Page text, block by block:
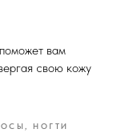
вам
свою кожу
НОГТИ